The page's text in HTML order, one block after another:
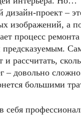
дизайн-проект –
изображений, а
процесс ремонта
и рассчитать,
– довольно
большими
себя